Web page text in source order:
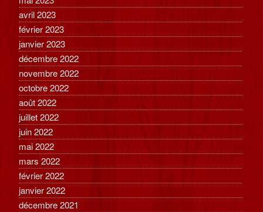
avril 2023
février 2023
janvier 2023
décembre 2022
novembre 2022
octobre 2022
août 2022
juillet 2022
juin 2022
mai 2022
mars 2022
février 2022
janvier 2022
décembre 2021